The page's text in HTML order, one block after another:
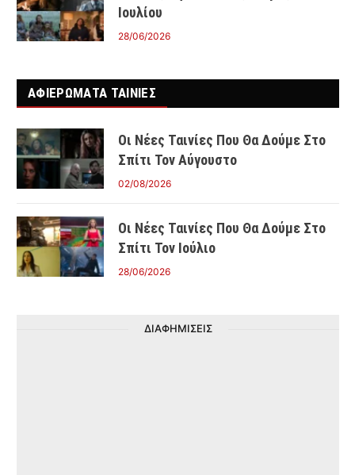
Ιουλίου
28/06/2026
ΑΦΙΕΡΩΜΑΤΑ ΤΑΙΝΊΕΣ
Οι Νέες Ταινίες Που Θα Δούμε Στο
Σπίτι Τον Αύγουστο
02/08/2026
Οι Νέες Ταινίες Που Θα Δούμε Στο
Σπίτι Τον Ιούλιο
28/06/2026
ΔΙΑΦΗΜΙΣΕΙΣ